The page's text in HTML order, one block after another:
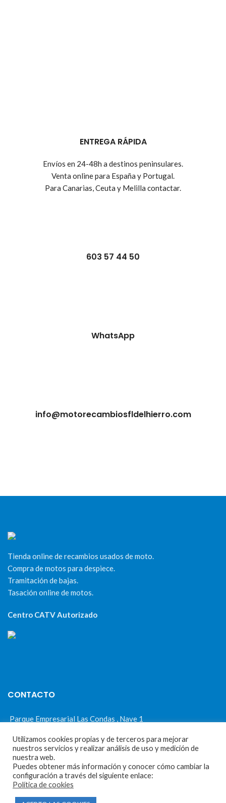
ENTREGA RÁPIDA
Envíos en 24-48h a destinos peninsulares.
Venta online para España y Portugal.
Para Canarias, Ceuta y Melilla contactar.
603 57 44 50
WhatsApp
info@motorecambiosfldelhierro.com
Tienda online de recambios usados de moto.
Compra de motos para despiece.
Tramitación de bajas.
Tasación online de motos.
Centro CATV Autorizado
CONTACTO
Parque Empresarial Las Condas , Nave 1
05440 Piedralaves-Ávila
603 57 44 50
info@motorecambiosfldelhierro.com
Síguenos en Facebook
Utilizamos cookies propias y de terceros para mejorar
nuestros servicios y realizar análisis de uso y medición de
nuestra web.
Puedes obtener más información y conocer cómo cambiar la
configuración a través del siguiente enlace:
Política de cookies